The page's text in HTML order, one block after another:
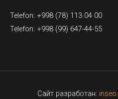
Telefon: +998 (78) 113 04 00
Telefon: +998 (99) 647-44-55
Сайт разработан: